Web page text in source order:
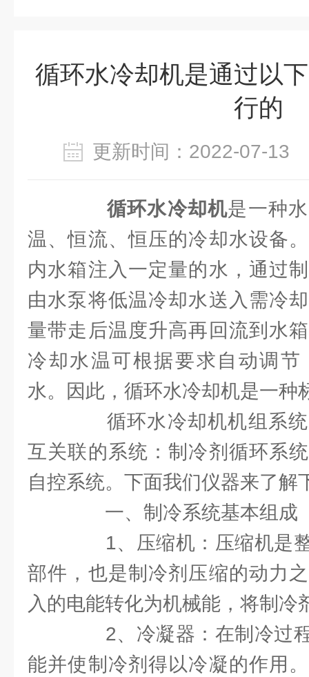
循环水冷却机是通过以
行的
更新时间：2022-07-
循环水冷却机是一种
温、恒流、恒压的冷却水设备
内水箱注入一定量的水，通过
由水泵将低温冷却水送入需冷
量带走后温度升高再回流到水
冷却水温可根据要求自动调
水。因此，循环水冷却机是一种
循环水冷却机机组系统
互关联的系统：制冷剂循环系
自控系统。下面我们仪器来了解
一、制冷系统基本组成
1、压缩机：压缩机是整
部件，也是制冷剂压缩的动力
入的电能转化为机械能，将制冷
2、冷凝器：在制冷过程
能并使制冷剂得以冷凝的作用